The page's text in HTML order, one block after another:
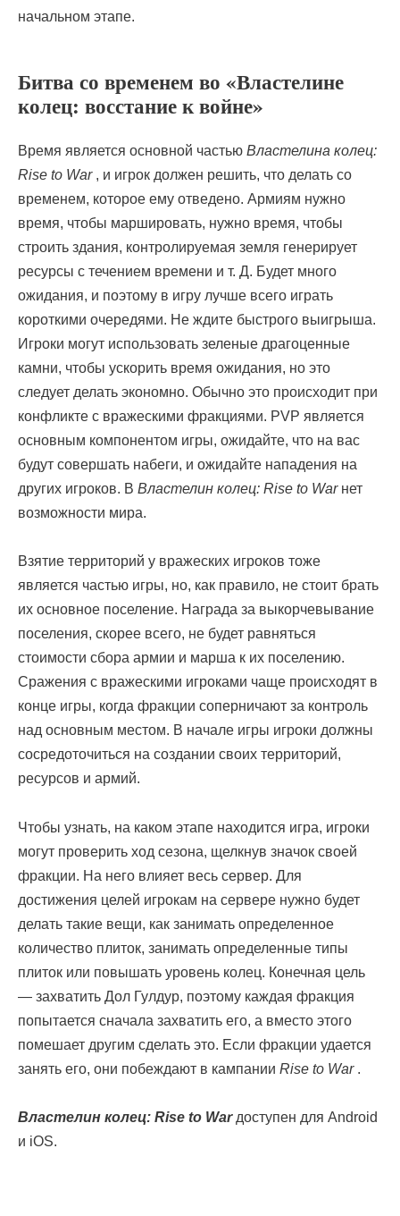
начальном этапе.
Битва со временем во «Властелине
колец: восстание к войне»
Время является основной частью Властелина колец:
Rise to War, и игрок должен решить, что делать со
временем, которое ему отведено. Армиям нужно
время, чтобы маршировать, нужно время, чтобы
строить здания, контролируемая земля генерирует
ресурсы с течением времени и т. Д. Будет много
ожидания, и поэтому в игру лучше всего играть
короткими очередями. Не ждите быстрого выигрыша.
Игроки могут использовать зеленые драгоценные
камни, чтобы ускорить время ожидания, но это
следует делать экономно. Обычно это происходит при
конфликте с вражескими фракциями. PVP является
основным компонентом игры, ожидайте, что на вас
будут совершать набеги, и ожидайте нападения на
других игроков. В Властелин колец: Rise to Warнет
возможности мира.
Взятие территорий у вражеских игроков тоже
является частью игры, но, как правило, не стоит брать
их основное поселение. Награда за выкорчевывание
поселения, скорее всего, не будет равняться
стоимости сбора армии и марша к их поселению.
Сражения с вражескими игроками чаще происходят в
конце игры, когда фракции соперничают за контроль
над основным местом. В начале игры игроки должны
сосредоточиться на создании своих территорий,
ресурсов и армий.
Чтобы узнать, на каком этапе находится игра, игроки
могут проверить ход сезона, щелкнув значок своей
фракции. На него влияет весь сервер. Для
достижения целей игрокам на сервере нужно будет
делать такие вещи, как занимать определенное
количество плиток, занимать определенные типы
плиток или повышать уровень колец. Конечная цель
— захватить Дол Гулдур, поэтому каждая фракция
попытается сначала захватить его, а вместо этого
помешает другим сделать это. Если фракции удается
занять его, они побеждают в кампании Rise to War.
Властелин колец: Rise to Warдоступен для Android
и iOS.